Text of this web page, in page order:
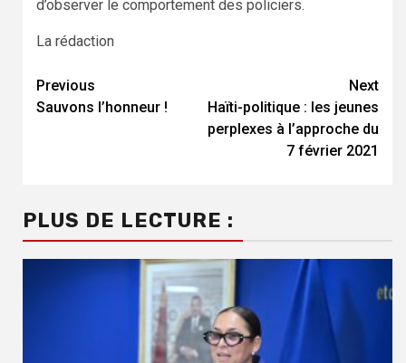
d’observer le comportement des policiers.
La rédaction
Continue
Previous
Sauvons l’honneur !
Next
Haïti-politique : les jeunes
perplexes à l’approche du
7 février 2021
PLUS DE LECTURE :